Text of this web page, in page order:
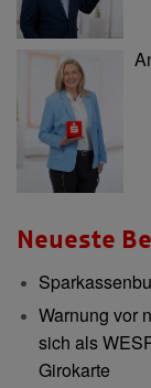
Neueste
Warnung vor
sich als
Girokarte